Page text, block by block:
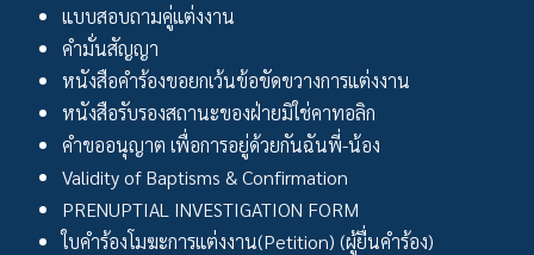
แบบสอบถามคู่แต่งงาน
คำมั่นสัญญา
หนังสือคำร้องขอยกเว้นข้อขัดขวางการแต่งงาน
หนังสือรับรองสถานะของฝ่ายมิใช่คาทอลิก
คำขออนุญาต เพื่อการอยู่ด้วยกันฉันพี่-น้อง
Validity of Baptisms & Confirmation
PRENUPTIAL INVESTIGATION FORM
ใบคำร้องโมฆะการแต่งงาน(Petition) (ผู้ยื่นคำร้อง)